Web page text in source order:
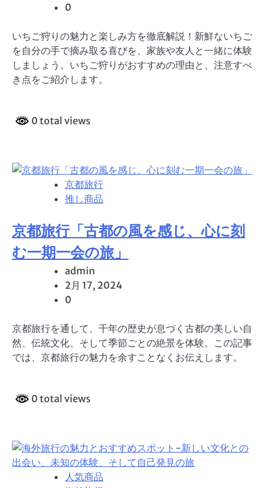
0
いちご狩りの魅力と楽しみ方を徹底解説！新鮮ないちご
を自分の手で摘み取る喜びを、家族や友人と一緒に体験
しましょう。いちご狩りがおすすめの理由と、注意すべ
き点をご紹介します。
0 total views
京都旅行
推し商品
京都旅行「古都の風を感じ、心に刻
む一期一会の旅」
admin
2月 17, 2024
0
京都旅行を通して、千年の歴史が息づく古都の美しい自
然、伝統文化、そして季節ごとの絶景を体験。この記事
では、京都旅行の魅力を余すことなくお伝えします。
0 total views
人気商品